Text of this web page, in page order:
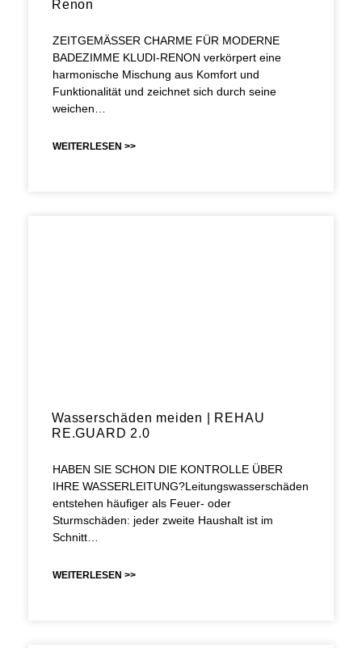
Renon
ZEITGEMÄSSER CHARME FÜR MODERNE
BADEZIMME KLUDI-RENON verkörpert eine
harmonische Mischung aus Komfort und
Funktionalität und zeichnet sich durch seine
weichen…
WEITERLESEN >>
Wasserschäden meiden | REHAU
RE.GUARD 2.0
HABEN SIE SCHON DIE KONTROLLE ÜBER
IHRE WASSERLEITUNG?Leitungswasserschäden
entstehen häufiger als Feuer- oder
Sturmschäden: jeder zweite Haushalt ist im
Schnitt…
WEITERLESEN >>